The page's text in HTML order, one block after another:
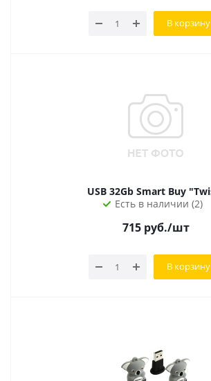
В корзину
USB 32Gb Smart Buy
Есть в наличии (2)
715руб./шт
В корзину